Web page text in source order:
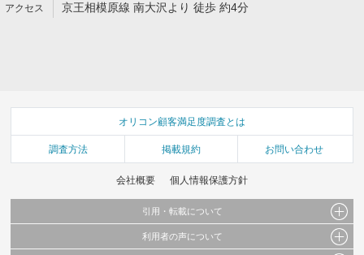
京王相模原線 南大沢より 徒歩 約4分
オリコン顧客満足度調査とは
調査方法 掲載規約 お問い合わせ
会社概要 個人情報保護方針
引用・転載について
当サイトで公開されている情報（文字、写真、イラスト、画像データ等）及びこれらの配
利用者の声について